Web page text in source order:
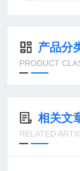
产品分
PRODUCT
相关文
RELATED